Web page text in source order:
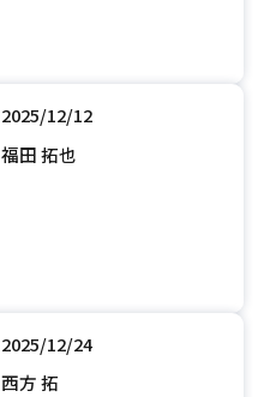
2025/12/12
福田 拓也
2025/12/24
西方 拓